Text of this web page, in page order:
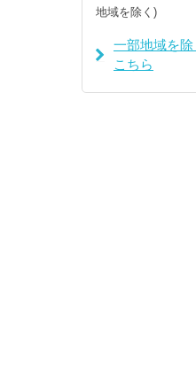
地域を除く)
一部地域を
こちら